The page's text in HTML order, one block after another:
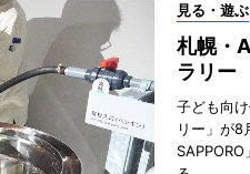
見る・遊ぶ
札幌・
ラリー
子ども向
リー」が8